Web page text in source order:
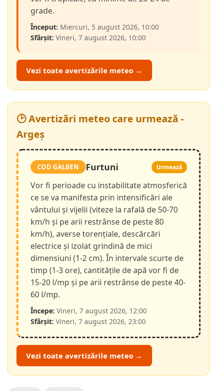
grade.
Început: Miercuri, 5 august 2026, 10:00
Sfârșit: Vineri, 7 august 2026, 10:00
Vezi toate avertizările meteo →
🕑 Avertizări meteo care urmează -
Argeș
COD GALBEN Furtuni Urmează
Vor fi perioade cu instabilitate atmosferică
ce se va manifesta prin intensificări ale
vântului și vijelii (viteze la rafală de 50-70
km/h și pe arii restrânse de peste 80
km/h), averse torențiale, descărcări
electrice și izolat grindină de mici
dimensiuni (1-2 cm). În intervale scurte de
timp (1-3 ore), cantitățile de apă vor fi de
15-20 l/mp și pe arii restrânse de peste 40-
60 l/mp.
Începe: Vineri, 7 august 2026, 12:00
Sfârșit: Vineri, 7 august 2026, 23:00
Vezi toate avertizările meteo →